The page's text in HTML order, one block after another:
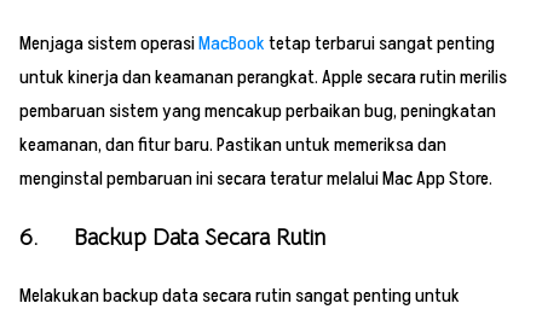
Menjaga sistem operasiMacBooktetap terbarui sangat penting
untuk kinerja dan keamanan perangkat. Apple secara rutin merilis
pembaruan sistem yang mencakup perbaikan bug, peningkatan
keamanan, dan fitur baru. Pastikan untuk memeriksa dan
menginstal pembaruan ini secara teratur melalui Mac App Store.
6. Backup Data Secara Rutin
Melakukan backup data secara rutin sangat penting untuk